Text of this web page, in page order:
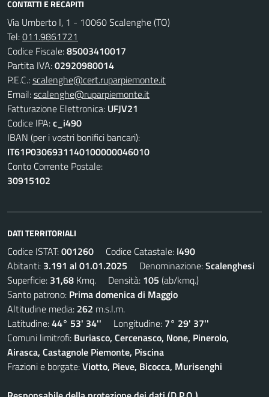
CONTATTI E RECAPITI
Via Umberto I, 1 - 10060 Scalenghe (TO)
Tel:011.9861721
Codice Fiscale:85003410017
Partita IVA:02920980014
P.E.C.:scalenghe@cert.ruparpiemonte.it
Email:scalenghe@ruparpiemonte.it
Fatturazione Elettronica: UFJV21
Codice IPA:c_i490
IBAN (per i vostri bonifici bancari):
IT61P0306931140100000046010
Conto Corrente Postale:
30915102
DATI TERRITORIALI
Codice ISTAT:001260 Codice Catastale: I490
Abitanti: 3.191 al 01.01.2025 Denominazione:Scalenghesi
Superficie: 31,68 Kmq. Densità: 105 (ab/kmq.)
Santo patrono: Prima domenica di Maggio
Altitudine media: 262 m.s.l.m.
Latitudine:44° 53' 34'' Longitudine: 7° 29' 37''
Comuni limitrofi: Buriasco, Cercenasco, None, Pinerolo,
Airasca, Castagnole Piemonte, Piscina
Frazioni e borgate:Viotto, Pieve, Bicocca, Murisenghi